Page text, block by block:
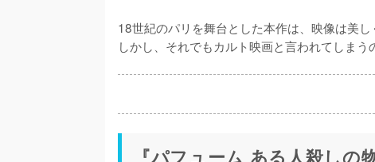
18世紀のパリを舞台とした本作は、映像は美
しかし、それでもカルト映画と言われてしまう
『パフューム ある人殺しの